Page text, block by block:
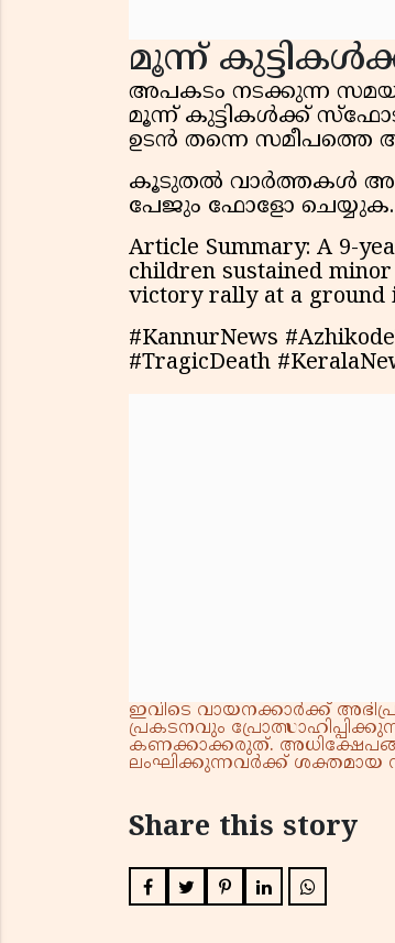
മൂന്ന്
അപകടം നടക്കുന്ന
മൂന്ന് കുട്ടികൾക്ക്
ഉടൻ തന്നെ സമീപത്തെ
കൂടുതൽ വാർത്തകൾ
പേജും ഫോളോ ചെയ്യുക.
Article Summary: A 9-
children sustained
victory rally at a ground
#KannurNews
#TragicDeath
ഇവിടെ വായനക്കാർക്ക്
പ്രകടനവും
കണക്കാക്കരുത്.
ലംഘിക്കുന്നവർക്ക് ശക്തമായ
Share this story